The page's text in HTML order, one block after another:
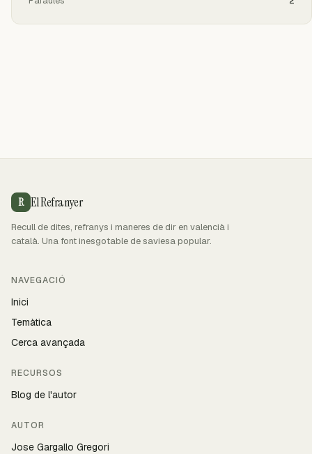
R El Refranyer
Recull de dites, refranys i maneres de dir en valencià i
català. Una font inesgotable de saviesa popular.
NAVEGACIÓ
Inici
Temàtica
Cerca avançada
RECURSOS
Blog de l'autor
AUTOR
Jose Gargallo Gregori